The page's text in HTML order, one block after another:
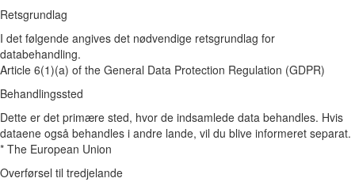
Retsgrundlag
I det følgende angives det nødvendige retsgrundlag for
databehandling.
Article 6(1)(a) of the General Data Protection Regulation (GDPR)
Behandlingssted
Dette er det primære sted, hvor de indsamlede data behandles. Hvis
dataene også behandles i andre lande, vil du blive informeret separat.
* The European Union
Overførsel til tredjelande